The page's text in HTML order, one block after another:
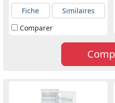
Fiche
Similaires
Comparer